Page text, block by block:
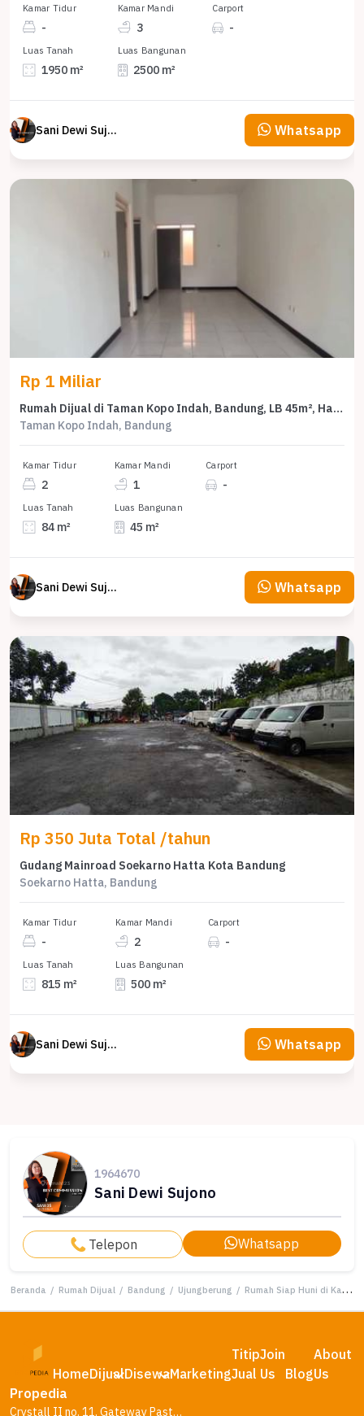
Kamar Tidur
-
Kamar Mandi
3
Carport
-
Luas Tanah
1950 m²
Luas Bangunan
2500 m²
Sani Dewi Sujono Whatsapp
Rp 1 Miliar
Rumah Dijual di Taman Kopo Indah, Bandung, LB 45m², Harga Terbaik!
Taman Kopo Indah, Bandung
Kamar Tidur
2
Kamar Mandi
1
Carport
-
Luas Tanah
84 m²
Luas Bangunan
45 m²
Sani Dewi Sujono Whatsapp
Rp 350 Juta Total /tahun
Gudang Mainroad Soekarno Hatta Kota Bandung
Soekarno Hatta, Bandung
Kamar Tidur
-
Kamar Mandi
2
Carport
-
Luas Tanah
815 m²
Luas Bangunan
500 m²
Sani Dewi Sujono Whatsapp
1964670
Sani Dewi Sujono
Telepon Whatsapp
Beranda / Rumah Dijual / Bandung / Ujungberung / Rumah Siap Huni di Kawasan Ujungberung, Bandung, LT 119m²
HomeDijualDisewaMarketing
Titip
Jual
Join
Us
Blog
About
Us
Propedia
Crystall II no. 11, Gateway Pasteur Residence, Bandung – Jawa Barat